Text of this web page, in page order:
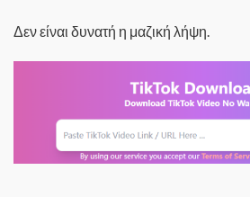
Δεν είναι δυνατή η μαζική λήψη.